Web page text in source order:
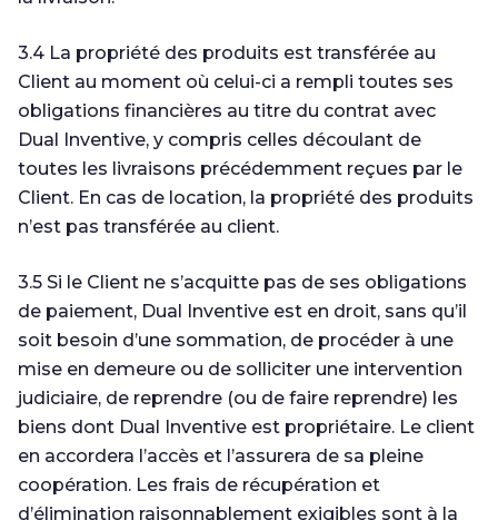
3.4 La propriété des produits est transférée au
Client au moment où celui-ci a rempli toutes ses
obligations financières au titre du contrat avec
Dual Inventive, y compris celles découlant de
toutes les livraisons précédemment reçues par le
Client. En cas de location, la propriété des produits
n’est pas transférée au client.
3.5 Si le Client ne s’acquitte pas de ses obligations
de paiement, Dual Inventive est en droit, sans qu’il
soit besoin d’une sommation, de procéder à une
mise en demeure ou de solliciter une intervention
judiciaire, de reprendre (ou de faire reprendre) les
biens dont Dual Inventive est propriétaire. Le client
en accordera l’accès et l’assurera de sa pleine
coopération. Les frais de récupération et
d’élimination raisonnablement exigibles sont à la